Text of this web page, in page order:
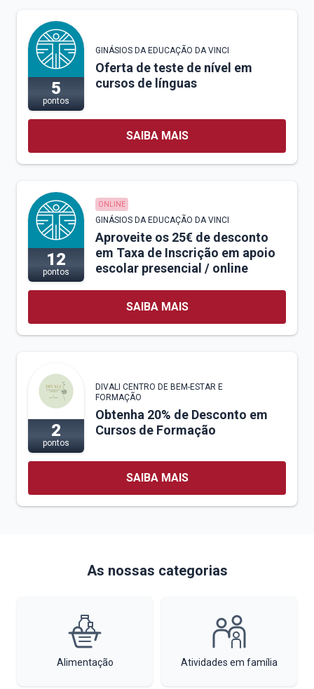
5
pontos
GINÁSIOS DA EDUCAÇÃO DA VINCI
Oferta de teste de nível em
cursos de línguas
SAIBA MAIS
12
pontos
ONLINE
GINÁSIOS DA EDUCAÇÃO DA VINCI
Aproveite os 25€ de desconto
em Taxa de Inscrição em apoio
escolar presencial / online
SAIBA MAIS
2
pontos
DIVALI CENTRO DE BEM-ESTAR E
FORMAÇÃO
Obtenha 20% de Desconto em
Cursos de Formação
SAIBA MAIS
As nossas categorias
Alimentação Atividades em família